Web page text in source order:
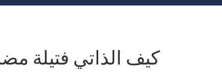
كيف الذاتي فتيلة